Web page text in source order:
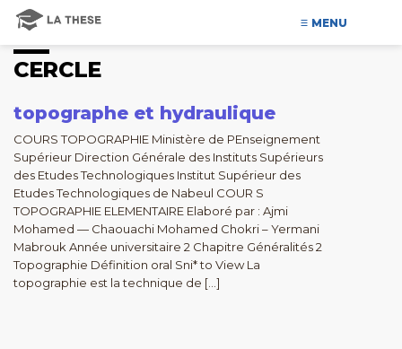
MENU
CERCLE
topographe et hydraulique
COURS TOPOGRAPHIE Ministère de PEnseignement
Supérieur Direction Générale des Instituts Supérieurs
des Etudes Technologiques Institut Supérieur des
Etudes Technologiques de Nabeul COUR S
TOPOGRAPHIE ELEMENTAIRE Elaboré par : Ajmi
Mohamed — Chaouachi Mohamed Chokri – Yermani
Mabrouk Année universitaire 2 Chapitre Généralités 2
Topographie Définition oral Sni* to View La
topographie est la technique de […]